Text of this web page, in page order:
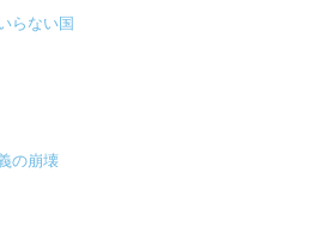
らない国
の崩壊